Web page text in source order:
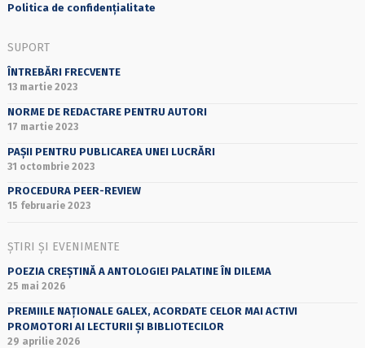
Politica de confidențialitate
SUPORT
ÎNTREBĂRI FRECVENTE
13 martie 2023
NORME DE REDACTARE PENTRU AUTORI
17 martie 2023
PAȘII PENTRU PUBLICAREA UNEI LUCRĂRI
31 octombrie 2023
PROCEDURA PEER-REVIEW
15 februarie 2023
ȘTIRI ȘI EVENIMENTE
POEZIA CREȘTINĂ A ANTOLOGIEI PALATINE ÎN DILEMA
25 mai 2026
PREMIILE NAȚIONALE GALEX, ACORDATE CELOR MAI ACTIVI
PROMOTORI AI LECTURII ȘI BIBLIOTECILOR
29 aprilie 2026